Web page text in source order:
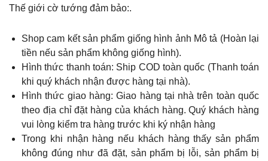
Thế giới cờ tướng đảm bảo:.
Shop cam kết sản phẩm giống hình ảnh Mô tả (Hoàn lại
tiền nếu sản phẩm không giống hình).
Hình thức thanh toán: Ship COD toàn quốc (Thanh toán
khi quý khách nhận được hàng tại nhà).
Hình thức giao hàng: Giao hàng tại nhà trên toàn quốc
theo địa chỉ đặt hàng của khách hàng. Quý khách hàng
vui lòng kiểm tra hàng trước khi ký nhận hàng
Trong khi nhận hàng nếu khách hàng thấy sản phẩm
không đúng như đã đặt, sản phẩm bị lỗi, sản phẩm bị